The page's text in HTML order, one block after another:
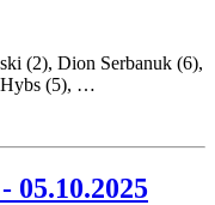
(2), Dion Serbanuk (6),
Hybs (5), …
05.10.2025